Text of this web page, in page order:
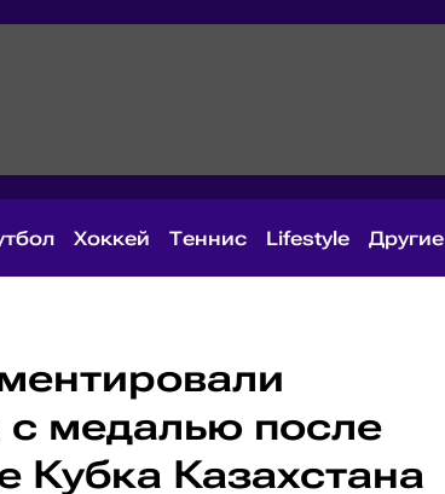
Хоккей Теннис Lifestyle Другие
медалью после
Кубка Казахстана